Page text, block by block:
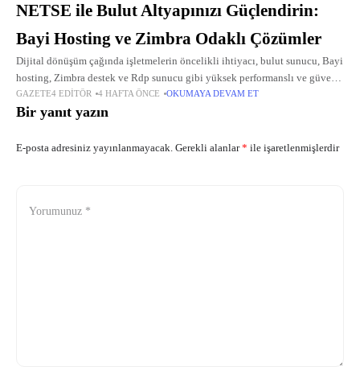
NETSE ile Bulut Altyapınızı Güçlendirin:
Bayi Hosting ve Zimbra Odaklı Çözümler
Dijital dönüşüm çağında işletmelerin öncelikli ihtiyacı, bulut sunucu, Bayi
hosting, Zimbra destek ve Rdp sunucu gibi yüksek performanslı ve güvenli
hizmetlerdir. Bu anahtar teknolojiler, veri barındırma, e-posta yönetimi ve
uzaktan
GAZETE4 EDITÖR 4 HAFTA ÖNCE OKUMAYA DEVAM ET
Bir yanıt yazın
E-posta adresiniz yayınlanmayacak. Gerekli alanlar* ile işaretlenmişlerdir